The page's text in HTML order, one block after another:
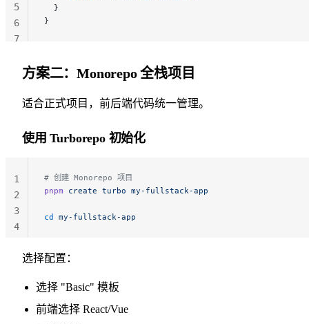
  }
}
5
6
7
方案二：Monorepo 全栈项目
适合正式项目，前后端代码统一管理。
使用 Turborepo 初始化
# 创建 Monorepo 项目
pnpm create turbo my-fullstack-app
cd my-fullstack-app
1
2
3
4
选择配置：
选择 "Basic" 模板
前端选择 React/Vue